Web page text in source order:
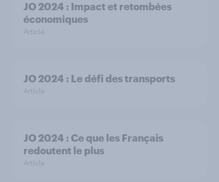
JO 2024 : Impact et retombées
économiques
Article
JO 2024 : Le défi des transports
Article
JO 2024 : Ce que les Français
redoutent le plus
Article